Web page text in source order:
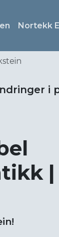
Nortekk
i
|